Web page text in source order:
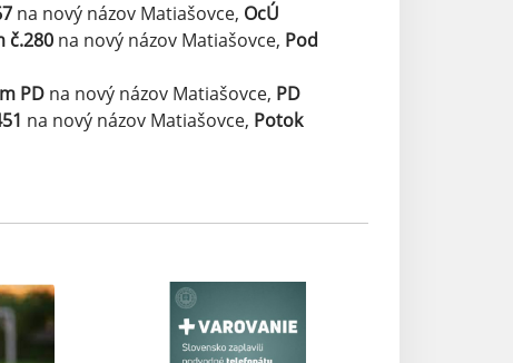
na nový názov Matiašovce, OcÚ
č.280 na nový názov Matiašovce, Pod
PD na nový názov Matiašovce, PD
na nový názov Matiašovce, Potok